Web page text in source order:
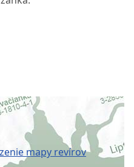
mapy revírov